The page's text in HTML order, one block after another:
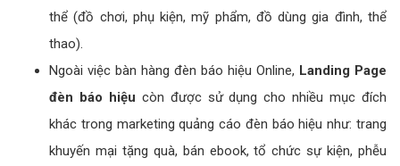
thể (đồ chơi, phụ kiện, mỹ phẩm, đồ dùng gia đình, thể
thao).
Ngoài việc bàn hàng đèn báo hiệu Online, Landing Page
đèn báo hiệu còn được sử dụng cho nhiều mục đích
khác trong marketing quảng cáo đèn báo hiệu như: trang
khuyến mại tặng quà, bán ebook, tổ chức sự kiện, phễu